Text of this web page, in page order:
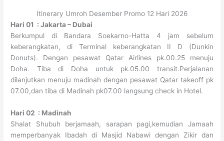
Itinerary Umroh Desember Promo 12 Hari 2026
Hari 01 : Jakarta – Dubai
Berkumpul di Bandara Soekarno-Hatta 4 jam sebelum
keberangkatan, di Terminal keberangkatan II D (Dunkin
Donuts). Dengan pesawat Qatar Airlines pk.00.25 menuju
Doha. Tiba di Doha untuk pk.05.00 transit.Perjalanan
dilanjutkan menuju madinah dengan pesawat Qatar takeoff pk
07.00,dan tiba di Madinah pk07.00 langsung check in Hotel.
Hari 02 : Madinah
Shalat Shubuh berjamaah, sarapan pagi,kemudian Jamaah
memperbanyak Ibadah di Masjid Nabawi dengan Zikir dan